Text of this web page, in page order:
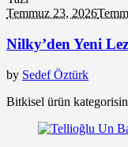
Temmuz 23, 2026
Nilky’den Yeni
by Sedef Öztürk
Bitkisel ürün